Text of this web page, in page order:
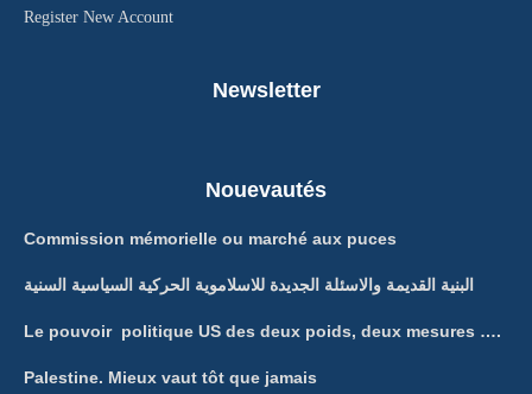
Register New Account
Newsletter
Nouevautés
Commission mémorielle ou marché aux puces
البنية القديمة والاسئلة الجديدة للاسلاموية الحركية السياسية السنية
Le pouvoir politique US des deux poids, deux mesures ….
Palestine. Mieux vaut tôt que jamais